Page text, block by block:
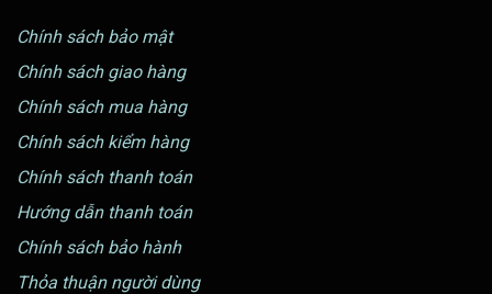
Chính sách bảo mật
Chính sách giao hàng
Chính sách mua hàng
Chính sách kiểm hàng
Chính sách thanh toán
Hướng dẫn thanh toán
Chính sách bảo hành
Thỏa thuận người dùng